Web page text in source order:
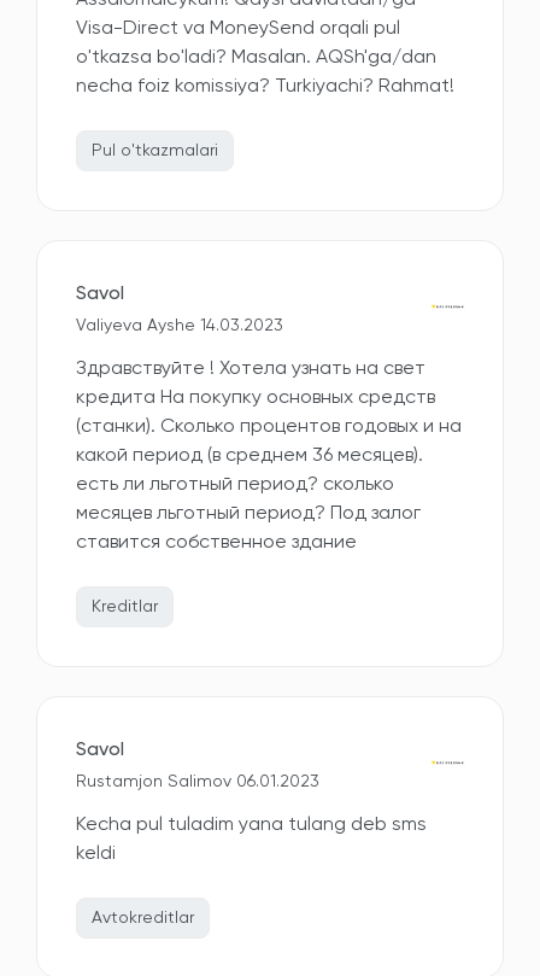
Visa-Direct va MoneySend orqali pul
o'tkazsa bo'ladi? Masalan. AQSh'ga/dan
necha foiz komissiya? Turkiyachi? Rahmat!
Pul o'tkazmalari
Savol
Valiyeva Ayshe 14.03.2023
Здравствуйте ! Хотела узнать на свет
кредита На покупку основных средств
(станки). Сколько процентов годовых и на
какой период (в среднем 36 месяцев).
есть ли льготный период? сколько
месяцев льготный период? Под залог
ставится собственное здание
Kreditlar
Savol
Rustamjon Salimov 06.01.2023
Kecha pul tuladim yana tulang deb sms
keldi
Avtokreditlar